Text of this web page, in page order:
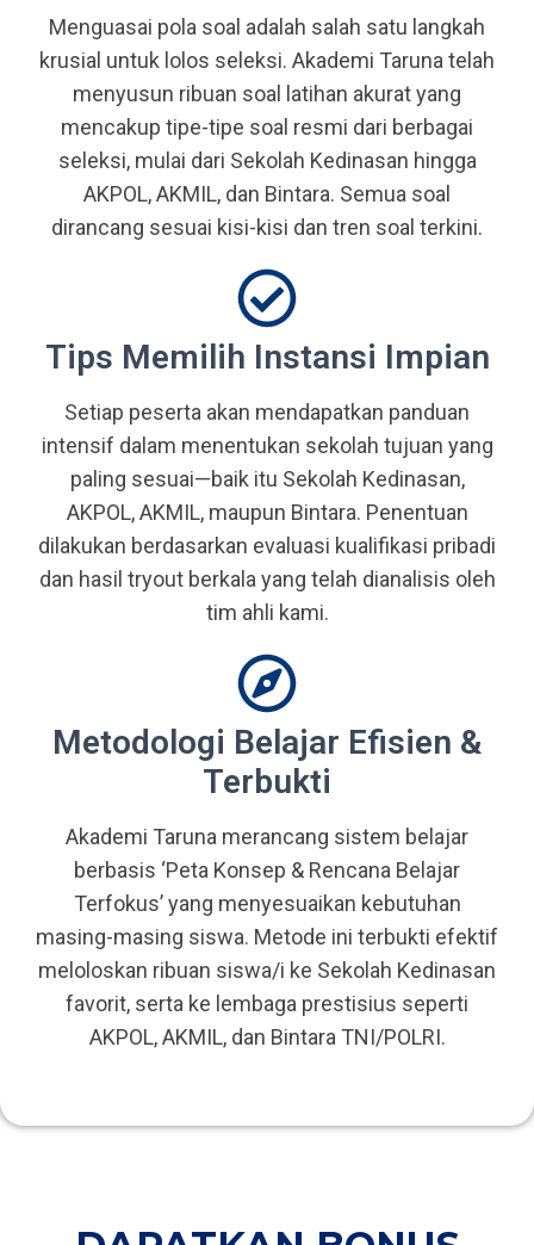
Menguasai pola soal adalah salah satu langkah
krusial untuk lolos seleksi. Akademi Taruna telah
menyusun ribuan soal latihan akurat yang
mencakup tipe-tipe soal resmi dari berbagai
seleksi, mulai dari Sekolah Kedinasan hingga
AKPOL, AKMIL, dan Bintara. Semua soal
dirancang sesuai kisi-kisi dan tren soal terkini.
Tips Memilih Instansi Impian
Setiap peserta akan mendapatkan panduan
intensif dalam menentukan sekolah tujuan yang
paling sesuai—baik itu Sekolah Kedinasan,
AKPOL, AKMIL, maupun Bintara. Penentuan
dilakukan berdasarkan evaluasi kualifikasi pribadi
dan hasil tryout berkala yang telah dianalisis oleh
tim ahli kami.
Metodologi Belajar Efisien &
Terbukti
Akademi Taruna merancang sistem belajar
berbasis ‘Peta Konsep & Rencana Belajar
Terfokus’ yang menyesuaikan kebutuhan
masing-masing siswa. Metode ini terbukti efektif
meloloskan ribuan siswa/i ke Sekolah Kedinasan
favorit, serta ke lembaga prestisius seperti
AKPOL, AKMIL, dan Bintara TNI/POLRI.